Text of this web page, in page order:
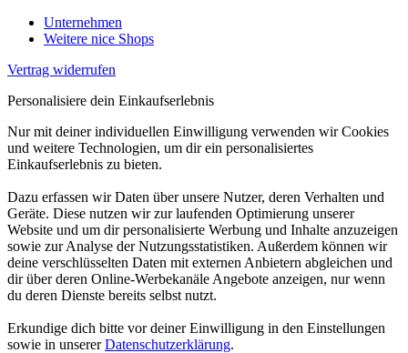
Unternehmen
Weitere nice Shops
Vertrag widerrufen
Personalisiere dein Einkaufserlebnis
Nur mit deiner individuellen Einwilligung verwenden wir Cookies
und weitere Technologien, um dir ein personalisiertes
Einkaufserlebnis zu bieten.
Dazu erfassen wir Daten über unsere Nutzer, deren Verhalten und
Geräte. Diese nutzen wir zur laufenden Optimierung unserer
Website und um dir personalisierte Werbung und Inhalte anzuzeigen
sowie zur Analyse der Nutzungsstatistiken. Außerdem können wir
deine verschlüsselten Daten mit externen Anbietern abgleichen und
dir über deren Online-Werbekanäle Angebote anzeigen, nur wenn
du deren Dienste bereits selbst nutzt.
Erkundige dich bitte vor deiner Einwilligung in den Einstellungen
sowie in unsererDatenschutzerklärung.